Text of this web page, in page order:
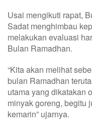
Usai mengikuti rapat,
Sadat menghimbau
melakukan evaluasi
Bulan Ramadhan.
“Kita akan melihat
bulan Ramadhan
utama yang dikatakan
minyak goreng, begitu
kemarin” ujarnya.